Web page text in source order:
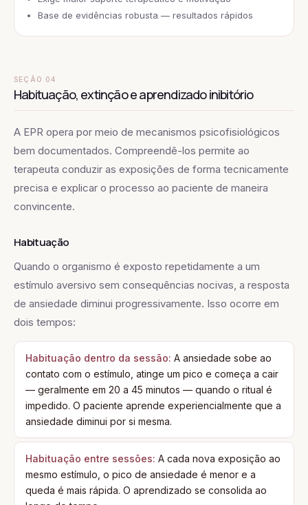
Base de evidências robusta — resultados rápidos
SEÇÃO 04
Habituação, extinção e aprendizado inibitório
A EPR opera por meio de mecanismos psicofisiológicos
bem documentados. Compreendê-los permite ao
terapeuta conduzir as exposições de forma tecnicamente
precisa e explicar o processo ao paciente de maneira
convincente.
Habituação
Quando o organismo é exposto repetidamente a um
estímulo aversivo sem consequências nocivas, a resposta
de ansiedade diminui progressivamente. Isso ocorre em
dois tempos:
Habituação dentro da sessão: A ansiedade sobe ao
contato com o estímulo, atinge um pico e começa a cair
— geralmente em 20 a 45 minutos — quando o ritual é
impedido. O paciente aprende experiencialmente que a
ansiedade diminui por si mesma.
Habituação entre sessões: A cada nova exposição ao
mesmo estímulo, o pico de ansiedade é menor e a
queda é mais rápida. O aprendizado se consolida ao